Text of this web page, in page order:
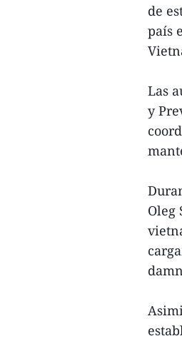
de
país
Las
y
Oleg